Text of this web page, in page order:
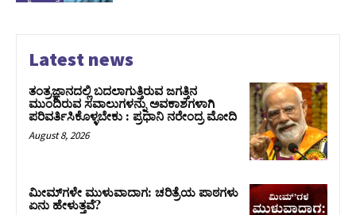
Latest news
ತಂತ್ರಜ್ಞಾನದಲ್ಲಿ ಬದಲಾಗುತ್ತಿರುವ ಜಗತ್ತಿನ
ಮುಂದಿರುವ ಸವಾಲುಗಳನ್ನು ಅವಕಾಶಗಳಾಗಿ
ಪರಿವರ್ತಿಸಿಕೊಳ್ಳಬೇಕು : ಪ್ರಧಾನಿ ನರೇಂದ್ರ ಮೋದಿ
August 8, 2026
ಮೀಮ್‌ಗಳೇ ಮುಳುವಾದಾಗ: ಚರಿತ್ರೆಯ ಪಾಠಗಳು
ಏನು ಹೇಳುತ್ತವೆ?